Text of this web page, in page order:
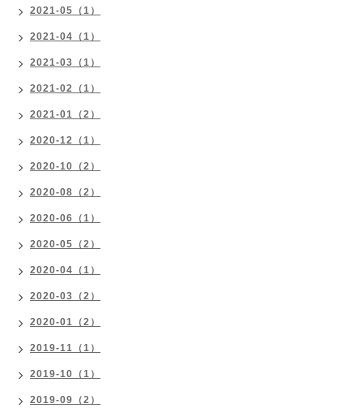
2021-05（1）
2021-04（1）
2021-03（1）
2021-02（1）
2021-01（2）
2020-12（1）
2020-10（2）
2020-08（2）
2020-06（1）
2020-05（2）
2020-04（1）
2020-03（2）
2020-01（2）
2019-11（1）
2019-10（1）
2019-09（2）